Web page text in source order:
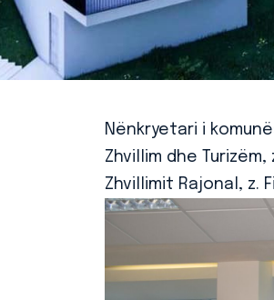
Nënkryetari i
Zhvillim dhe
Zhvillimit Rajonal, z.